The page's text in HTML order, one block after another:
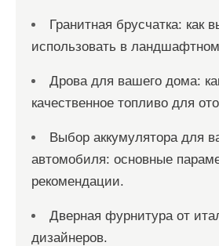
Гранитная брусчатка: как
использовать в
Дрова для вашего дома:
качественное топливо для
Выбор аккумулятора для
автомобиля: основные
рекомендации.
Дверная фурнитура от
дизайнеров.